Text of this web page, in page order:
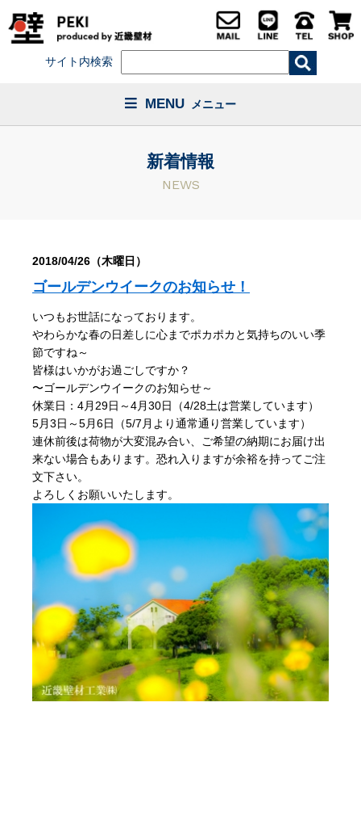
サイト内検索
MENU メニュー
新着情報
NEWS
2018/04/26（木曜日）
ゴールデンウイークのお知らせ！
いつもお世話になっております。
やわらかな春の日差しに心までポカポカと気持ちのいい季
節ですね～
皆様はいかがお過ごしですか？
〜ゴールデンウイークのお知らせ～
休業日：4月29日～4月30日（4/28土は営業しています）
5月3日～5月6日（5/7月より通常通り営業しています）
連休前後は荷物が大変混み合い、ご希望の納期にお届け出
来ない場合もあります。恐れ入りますが余裕を持ってご注
文下さい。
よろしくお願いいたします。